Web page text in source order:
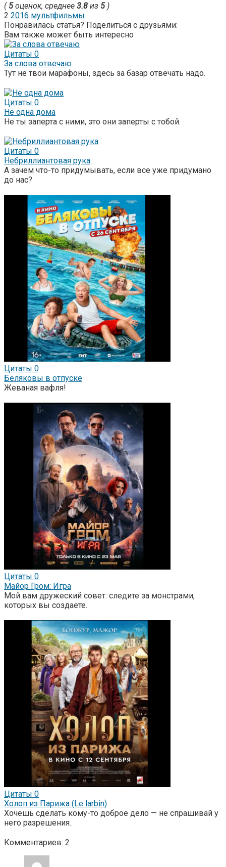
( 5оценок, среднее 3.8 из 5)
2 2016 мультфильмы
Понравилась статья? Поделиться с друзьями:
Вам также может быть интересно
Цитаты 0
За слова отвечаю
Тут не твои марафоны, здесь за базар отвечать надо.
Цитаты 0
Не одна дома
Не ты заперта с ними, это они заперты с тобой.
Цитаты 0
Небриллиантовая рука
А зачем что-то придумывать, если все уже придумано
до нас?
Цитаты 0
Беляковы в отпуске
Жеваная вафля!
Цитаты 0
Майор Гром: Игра
Мой вам дружеский совет: следите за монстрами,
которых вы создаете.
Цитаты 0
Холоп из Парижа (Le larbin)
Хочешь сделать кому-то доброе дело — не спрашивай у
него разрешения.
Комментариев: 2